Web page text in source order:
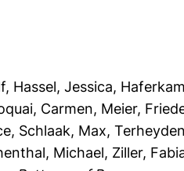
, Hassel, Jessica,
Carmen, Meier,
, Schlaak, Max,
Michael, Ziller,